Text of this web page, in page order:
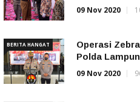
09 Nov 2020
BERITA HANGAT
Operasi
Polda
09 Nov 2020